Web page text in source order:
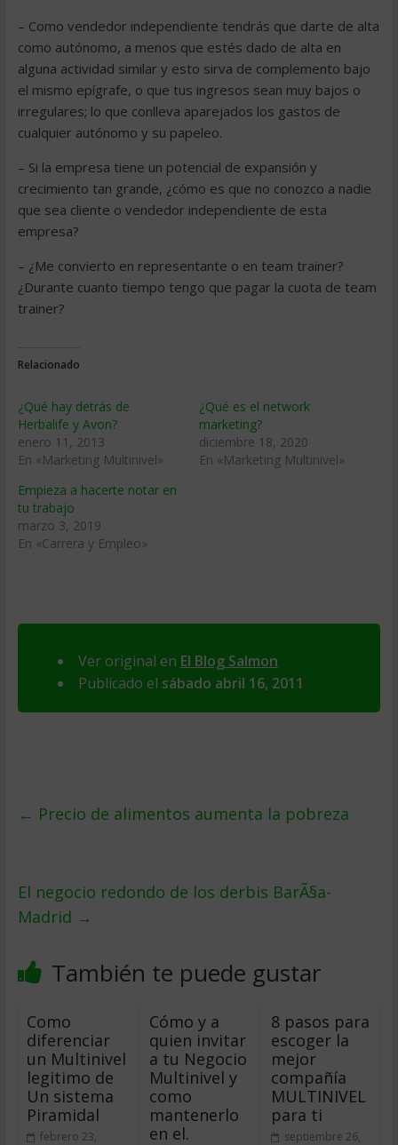
– Como vendedor independiente tendrás que darte de alta
como autónomo, a menos que estés dado de alta en
alguna actividad similar y esto sirva de complemento bajo
el mismo epígrafe, o que tus ingresos sean muy bajos o
irregulares; lo que conlleva aparejados los gastos de
cualquier autónomo y su papeleo.
– Si la empresa tiene un potencial de expansión y
crecimiento tan grande, ¿cómo es que no conozco a nadie
que sea cliente o vendedor independiente de esta
empresa?
– ¿Me convierto en representante o en team trainer?
¿Durante cuanto tiempo tengo que pagar la cuota de team
trainer?
Relacionado
¿Qué hay detrás de
Herbalife y Avon?
enero 11, 2013
En «Marketing Multinivel»
¿Qué es el network
marketing?
diciembre 18, 2020
En «Marketing Multinivel»
Empieza a hacerte notar en
tu trabajo
marzo 3, 2019
En «Carrera y Empleo»
Ver original en El Blog Salmon
Publicado el sábado abril 16, 2011
← Precio de alimentos aumenta la pobreza
El negocio redondo de los derbis BarÃ§a-
Madrid →
También te puede gustar
Como
diferenciar
un Multinivel
legitimo de
Un sistema
Piramidal
febrero 23,
Cómo y a
quien invitar
a tu Negocio
Multinivel y
como
mantenerlo
en el.
8 pasos para
escoger la
mejor
compañía
MULTINIVEL
para ti
septiembre 26,